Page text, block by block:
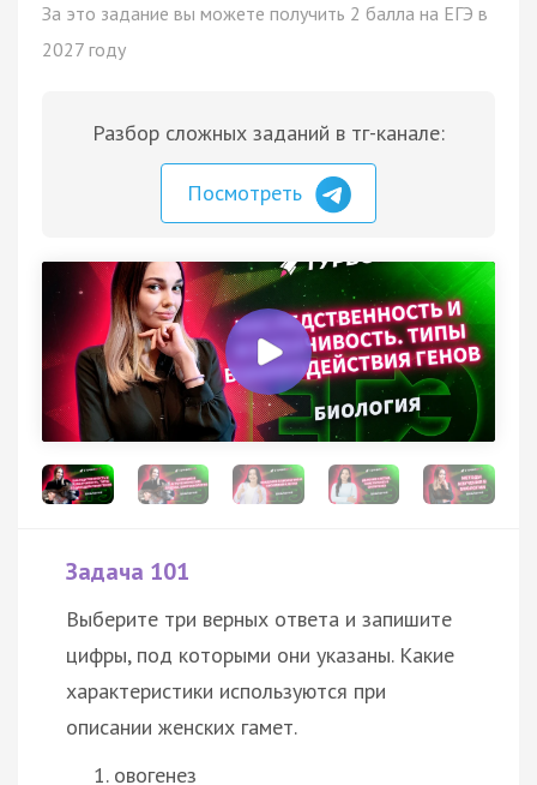
За это задание вы можете получить 2 балла на ЕГЭ в
2027 году
Разбор сложных заданий в тг-канале:
Посмотреть
Задача 101
Выберите три верных ответа и запишите
цифры, под которыми они указаны. Какие
характеристики используются при
описании женских гамет.
овогенез